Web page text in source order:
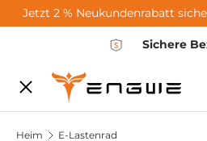
Zum Inhalt springen
Jetzt 2 % Neukundenrabatt
Sichere
Speisekarte
City-Sale
Heim E-Lastenrad